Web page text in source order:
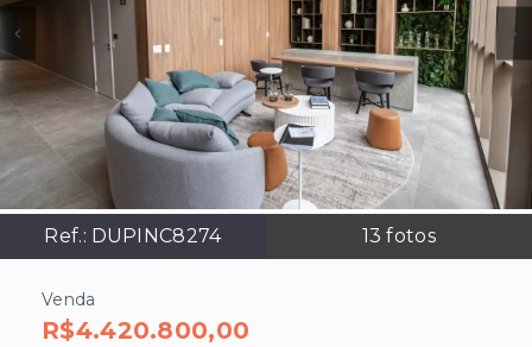
Ref.: DUPINC8274 13 fotos
Venda
R$4.420.800,00